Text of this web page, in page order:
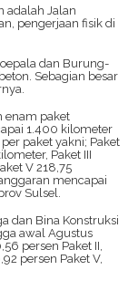
adalah Jalan
pengerjaan fisik di
dan Burung-
Sebagian besar
enam paket
1.400 kilometer
paket yakni; Paket
Paket III
V 218,75
mencapai
Sulsel.
dan Bina Konstruksi
awal Agustus
persen Paket II,
persen Paket V,